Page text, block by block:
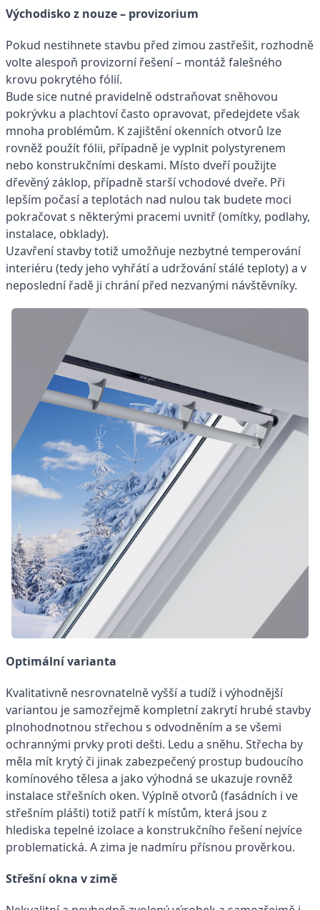
Východisko z nouze – provizorium
Pokud nestihnete stavbu před zimou zastřešit, rozhodně
volte alespoň provizorní řešení – montáž falešného
krovu pokrytého fólií.
Bude sice nutné pravidelně odstraňovat sněhovou
pokrývku a plachtoví často opravovat, předejdete však
mnoha problémům. K zajištění okenních otvorů lze
rovněž použít fólii, případně je vyplnit polystyrenem
nebo konstrukčními deskami. Místo dveří použijte
dřevěný záklop, případně starší vchodové dveře. Při
lepším počasí a teplotách nad nulou tak budete moci
pokračovat s některými pracemi uvnitř (omítky, podlahy,
instalace, obklady).
Uzavření stavby totiž umožňuje nezbytné temperování
interiéru (tedy jeho vyhřátí a udržování stálé teploty) a v
neposlední řadě ji chrání před nezvanými návštěvníky.
Optimální varianta
Kvalitativně nesrovnatelně vyšší a tudíž i výhodnější
variantou je samozřejmě kompletní zakrytí hrubé stavby
plnohodnotnou střechou s odvodněním a se všemi
ochrannými prvky proti dešti. Ledu a sněhu. Střecha by
měla mít krytý či jinak zabezpečený prostup budoucího
komínového tělesa a jako výhodná se ukazuje rovněž
instalace střešních oken. Výplně otvorů (fasádních i ve
střešním plášti) totiž patří k místům, která jsou z
hlediska tepelné izolace a konstrukčního řešení nejvíce
problematická. A zima je nadmíru přísnou prověrkou.
Střešní okna v zimě